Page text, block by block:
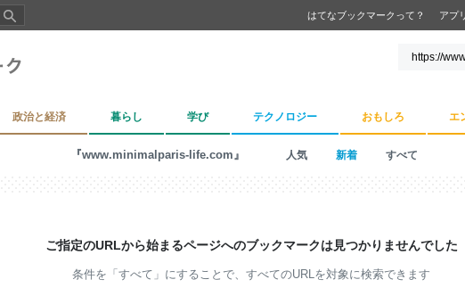
はてなブックマークって？ アプ
政治と経済 暮らし 学び テクノロジー おもしろ エ
『www.minimalparis-life.com』 人気 新着 すべて
ご指定のURLから始まるページへのブックマークは見つかりませんでした
条件を「すべて」にすることで、 すべてのURLを対象に検索できます